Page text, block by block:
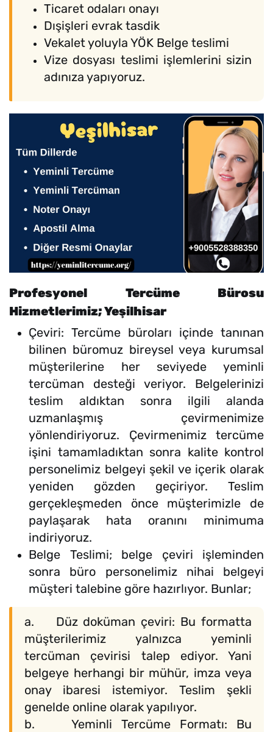
Ticaret odaları onayı
Dışişleri evrak tasdik
Vekalet yoluyla YÖK Belge teslimi
Vize dosyası teslimi işlemlerini sizin
adınıza yapıyoruz.
Profesyonel Tercüme Bürosu
Hizmetlerimiz; Yeşilhisar
Çeviri: Tercüme büroları içinde tanınan
bilinen büromuz bireysel veya kurumsal
müşterilerine her seviyede yeminli
tercüman desteği veriyor. Belgelerinizi
teslim aldıktan sonra ilgili alanda
uzmanlaşmış çevirmenimize
yönlendiriyoruz. Çevirmenimiz tercüme
işini tamamladıktan sonra kalite kontrol
personelimiz belgeyi şekil ve içerik olarak
yeniden gözden geçiriyor. Teslim
gerçekleşmeden önce müşterimizle de
paylaşarak hata oranını minimuma
indiriyoruz.
Belge Teslimi; belge çeviri işleminden
sonra büro personelimiz nihai belgeyi
müşteri talebine göre hazırlıyor. Bunlar;
a. Düz doküman çeviri: Bu formatta
müşterilerimiz yalnızca yeminli
tercüman çevirisi talep ediyor. Yani
belgeye herhangi bir mühür, imza veya
onay ibaresi istemiyor. Teslim şekli
genelde online olarak yapılıyor.
b. Yeminli Tercüme Formatı: Bu